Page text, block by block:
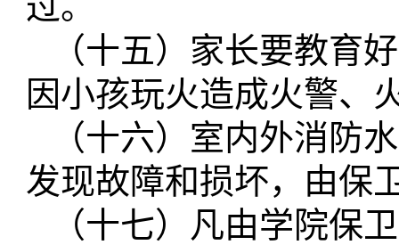
（十五）家长要教育
因小孩玩火造成火警、
（十六）室内外消防
发现故障和损坏，由保
（十七）凡由学院保